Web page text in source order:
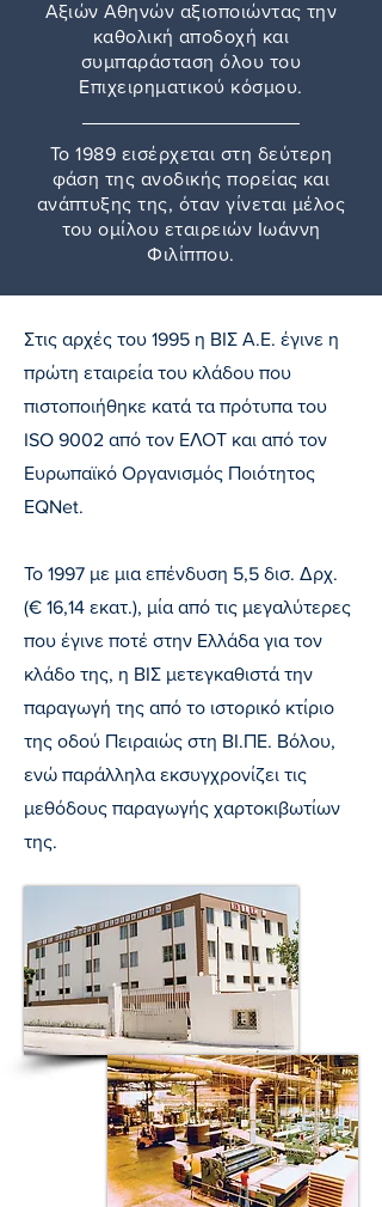
Αξιών Αθηνών αξιοποιώντας την
καθολική αποδοχή και
συμπαράσταση όλου του
Επιχειρηματικού κόσμου.
Το 1989 εισέρχεται στη δεύτερη
φάση της ανοδικής πορείας και
ανάπτυξης της, όταν γίνεται μέλος
του ομίλου εταιρειών Ιωάννη
Φιλίππου.
Στις αρχές του 1995 η ΒΙΣ Α.Ε. έγινε η
πρώτη εταιρεία του κλάδου που
πιστοποιήθηκε κατά τα πρότυπα του
ISO 9002 από τον ΕΛΟΤ και από τον
Ευρωπαϊκό Οργανισμός Ποιότητος
ΕQNet.
Το 1997 με μια επένδυση 5,5 δισ. Δρχ.
(€ 16,14 εκατ.), μία από τις μεγαλύτερες
που έγινε ποτέ στην Ελλάδα για τον
κλάδο της, η ΒΙΣ μετεγκαθιστά την
παραγωγή της από το ιστορικό κτίριο
της οδού Πειραιώς στη ΒΙ.ΠΕ. Βόλου,
ενώ παράλληλα εκσυγχρονίζει τις
μεθόδους παραγωγής χαρτοκιβωτίων
της.